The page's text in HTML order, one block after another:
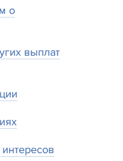
о
выплат